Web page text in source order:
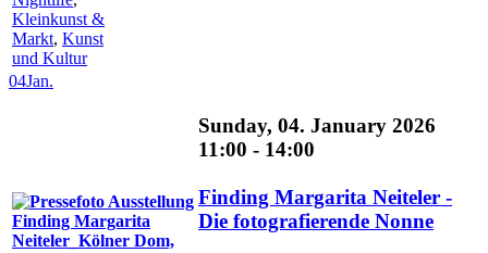
Kleinkunst &
Markt, Kunst
und Kultur
04Jan.
Sunday, 04. January 2026
11:00 - 14:00
Finding Margarita Neiteler -
Die fotografierende Nonne